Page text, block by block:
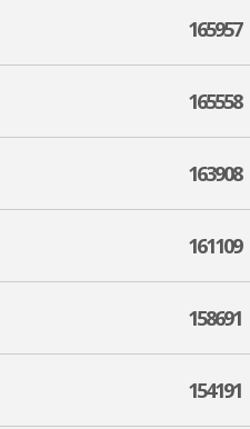
165957
165558
163908
161109
158691
154191